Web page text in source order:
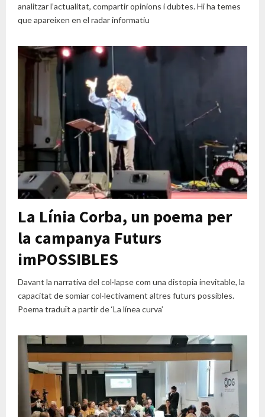
analitzar l’actualitat, compartir opinions i dubtes. Hi ha temes
que apareixen en el radar informatiu
La Línia Corba, un poema per
la campanya Futurs
imPOSSIBLES
Davant la narrativa del col·lapse com una distopia inevitable, la
capacitat de somiar col·lectivament altres futurs possibles.
Poema traduït a partir de ‘La línea curva’